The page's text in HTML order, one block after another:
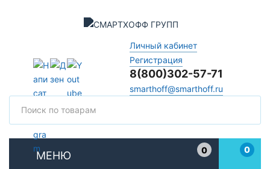
Личный кабинет
Регистрация
8(800)302-57-71
smarthoff@smarthoff.ru
МЕНЮ
0
0